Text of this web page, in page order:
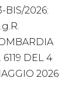
BIS/2026:
6119 DEL 4
2026